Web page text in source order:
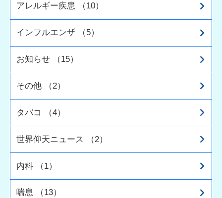
アレルギー疾患 （10）
インフルエンザ （5）
お知らせ （15）
その他 （2）
タバコ （4）
世界仰天ニュース （2）
内科 （1）
喘息 （13）